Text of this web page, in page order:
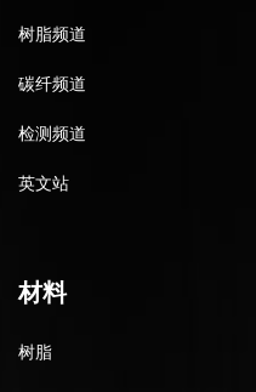
树脂频道
碳纤频道
检测频道
英文站
材料
树脂